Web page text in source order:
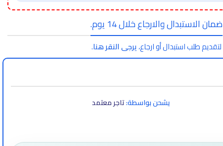
ضمان الاستبدال والارجاع خلال 14 يوم.
لتقديم طلب استبدال أو ارجاع،يرجى النقر هنا.
يشحن بواسطة:تاجر معتمد